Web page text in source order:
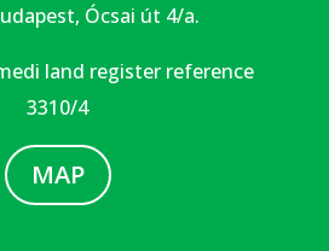
Ócsai út 4/a.
land register reference
3310/4
MAP